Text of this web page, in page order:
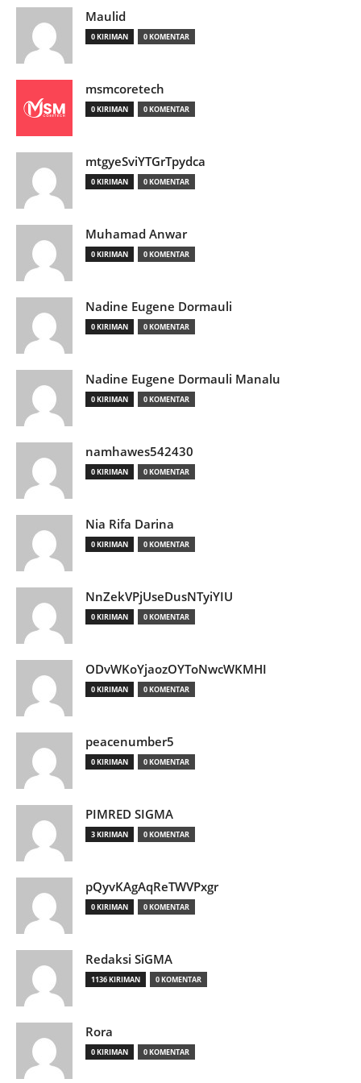
Maulid
0 KIRIMAN 0 KOMENTAR
msmcoretech
0 KIRIMAN 0 KOMENTAR
mtgyeSviYTGrTpydca
0 KIRIMAN 0 KOMENTAR
Muhamad Anwar
0 KIRIMAN 0 KOMENTAR
Nadine Eugene Dormauli
0 KIRIMAN 0 KOMENTAR
Nadine Eugene Dormauli Manalu
0 KIRIMAN 0 KOMENTAR
namhawes542430
0 KIRIMAN 0 KOMENTAR
Nia Rifa Darina
0 KIRIMAN 0 KOMENTAR
NnZekVPjUseDusNTyiYIU
0 KIRIMAN 0 KOMENTAR
ODvWKoYjaozOYToNwcWKMHI
0 KIRIMAN 0 KOMENTAR
peacenumber5
0 KIRIMAN 0 KOMENTAR
PIMRED SIGMA
3 KIRIMAN 0 KOMENTAR
pQyvKAgAqReTWVPxgr
0 KIRIMAN 0 KOMENTAR
Redaksi SiGMA
1136 KIRIMAN 0 KOMENTAR
Rora
0 KIRIMAN 0 KOMENTAR